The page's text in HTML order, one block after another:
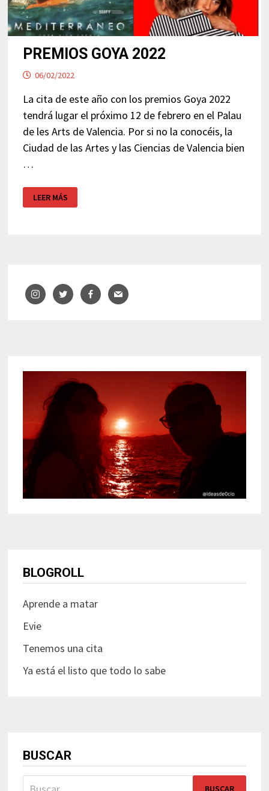
PREMIOS GOYA 2022
06/02/2022
La cita de este año con los premios Goya 2022
tendrá lugar el próximo 12 de febrero en el Palau
de les Arts de Valencia. Por si no la conocéis, la
Ciudad de las Artes y las Ciencias de Valencia bien
…
PREMIOS
GOYA
2022
LEER MÁS
BLOGROLL
Aprende a matar
Evie
Tenemos una cita
Ya está el listo que todo lo sabe
BUSCAR
Buscar: